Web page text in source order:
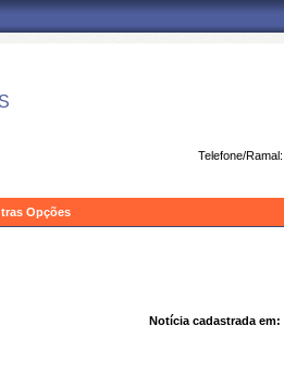
Telefone/Ramal:
Opções
Notícia cadastrada em: